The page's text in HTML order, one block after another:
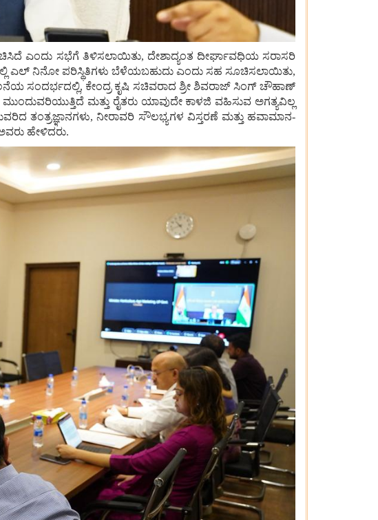
ಎಂದು ಸಭೆಗೆ ತಿಳಿಸಲಾಯಿತು, ದೇಶಾದ್ಯಂತ ದೀರ್ಘಾವಧಿಯ ಸರಾಸರಿ
ಎಲ್ ನಿನೋ ಪರಿಸ್ಥಿತಿಗಳು ಬೆಳೆಯಬಹುದು ಎಂದು ಸಹ ಸೂಚಿಸಲಾಯಿತು,
ಸಂದರ್ಭದಲ್ಲಿ, ಕೇಂದ್ರ ಕೃಷಿ ಸಚಿವರಾದ ಶ್ರೀ ಶಿವರಾಜ್ ಸಿಂಗ್ ಚೌಹಾಣ್
ಮತ್ತು ರೈತರು ಯಾವುದೇ ಕಾಳಜಿ ವಹಿಸುವ ಅಗತ್ಯವಿಲ್ಲ
ತಂತ್ರಜ್ಞಾನಗಳು, ನೀರಾವರಿ ಸೌಲಭ್ಯಗಳ ವಿಸ್ತರಣೆ ಮತ್ತು ಹವಾಮಾನ-
ಹೇಳಿದರು.